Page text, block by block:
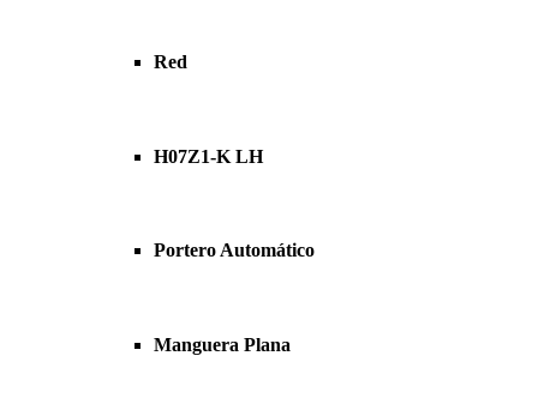
Red
H07Z1-K LH
Portero Automático
Manguera Plana